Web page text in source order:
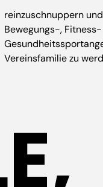
reinzuschnuppern
Bewegungs-,
Vereinsfamilie zu